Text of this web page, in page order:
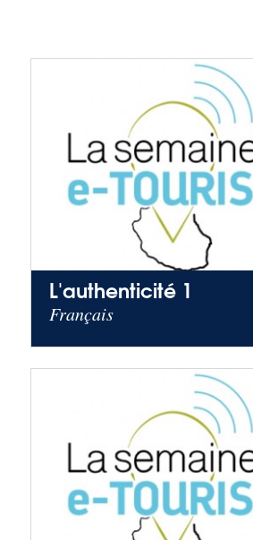
L'authenticité 1
Français